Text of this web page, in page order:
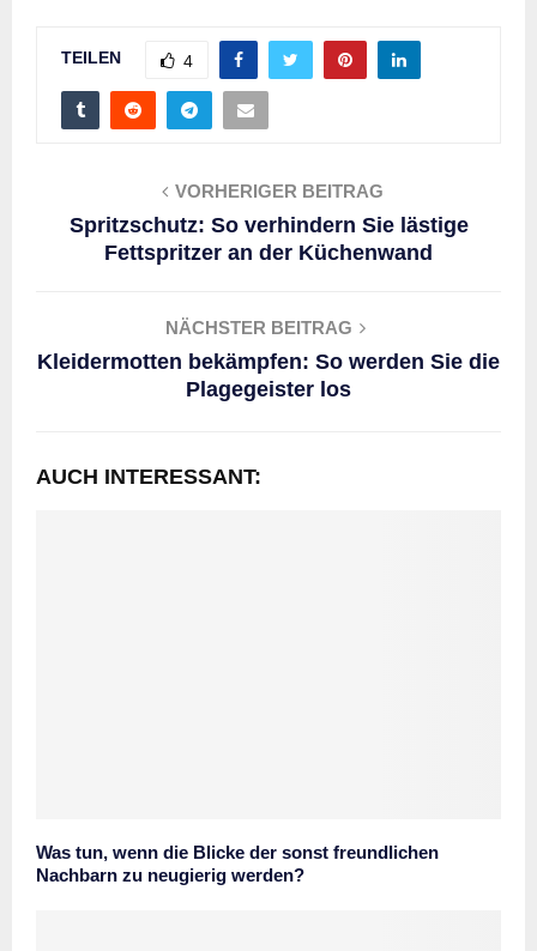
TEILEN 4
VORHERIGER BEITRAG
Spritzschutz: So verhindern Sie lästige
Fettspritzer an der Küchenwand
NÄCHSTER BEITRAG
Kleidermotten bekämpfen: So werden Sie die
Plagegeister los
AUCH INTERESSANT:
Was tun, wenn die Blicke der sonst freundlichen
Nachbarn zu neugierig werden?